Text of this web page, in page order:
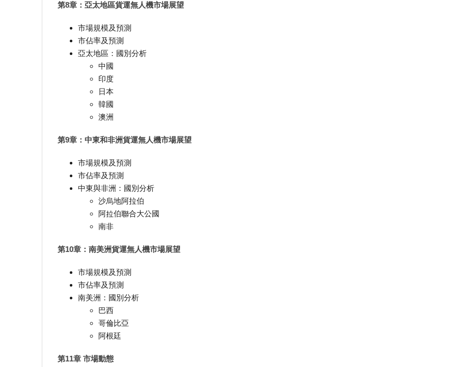
第8章：亞太地區貨運無人機市場展望
市場規模及預測
市佔率及預測
亞太地區：國別分析
中國
印度
日本
韓國
澳洲
第9章：中東和非洲貨運無人機市場展望
市場規模及預測
市佔率及預測
中東與非洲：國別分析
沙烏地阿拉伯
阿拉伯聯合大公國
南非
第10章：南美洲貨運無人機市場展望
市場規模及預測
市佔率及預測
南美洲：國別分析
巴西
哥倫比亞
阿根廷
第11章 市場動態